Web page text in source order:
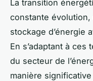
La transition
constante
stockage d’énergie
En s’adaptant à
du secteur de
manière